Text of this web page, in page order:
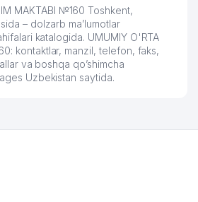
SERVICE
992 м
MChJ
MAKTABI №160 Toshkent,
– dolzarb ma’lumotlar
katalogida. UMUMIY O'RTA
kontaktlar, manzil, telefon, faks,
va boshqa qo’shimcha
Uzbekistan saytida.